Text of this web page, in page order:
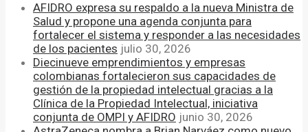
AFIDRO expresa su respaldo a la nueva Ministra de
Salud y propone una agenda conjunta para
fortalecer el sistema y responder a las necesidades
de los pacientes julio 30, 2026
Diecinueve emprendimientos y empresas
colombianas fortalecieron sus capacidades de
gestión de la propiedad intelectual gracias a la
Clínica de la Propiedad Intelectual, iniciativa
conjunta de OMPI y AFIDRO junio 30, 2026